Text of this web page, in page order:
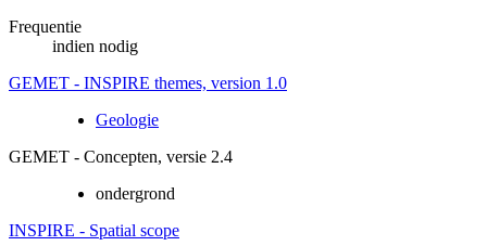
Frequentie
indien nodig
GEMET - INSPIRE themes, version 1.0
Geologie
GEMET - Concepten, versie 2.4
ondergrond
INSPIRE - Spatial scope